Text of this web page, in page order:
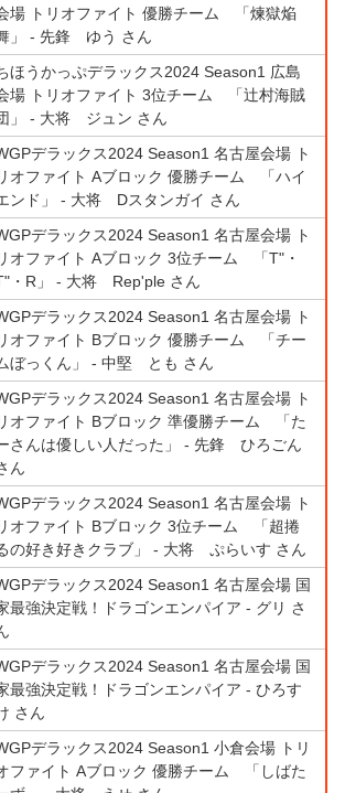
場 トリオファイト 優勝チーム 「煉獄焔
」 - 先鋒 ゆう さん
ほうかっぷデラックス2024 Season1 広島
場 トリオファイト 3位チーム 「辻村海賊
」 - 大将 ジュン さん
デラックス2024 Season1 名古屋会場 ト
オファイト Aブロック 優勝チーム 「ハイ
ンド」 - 大将 Dスタンガイ さん
デラックス2024 Season1 名古屋会場 ト
オファイト Aブロック 3位チーム 「T"・
・R」 - 大将 Rep'ple さん
デラックス2024 Season1 名古屋会場 ト
オファイト Bブロック 優勝チーム 「チー
ぼっくん」 - 中堅 とも さん
デラックス2024 Season1 名古屋会場 ト
オファイト Bブロック 準優勝チーム 「た
さんは優しい人だった」 - 先鋒 ひろごん
ん
デラックス2024 Season1 名古屋会場 ト
オファイト Bブロック 3位チーム 「超捲
の好き好きクラブ」 - 大将 ぷらいす さん
デラックス2024 Season1 名古屋会場 国
最強決定戦！ドラゴンエンパイア - グリ さ
デラックス2024 Season1 名古屋会場 国
最強決定戦！ドラゴンエンパイア - ひろす
さん
デラックス2024 Season1 小倉会場 トリ
ファイト Aブロック 優勝チーム 「しばた